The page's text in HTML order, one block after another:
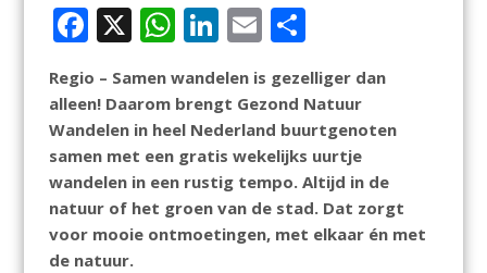
F
e
b
o
o
k
X W
at
s
A
p
p
Li
n
k
e
dI
n
E
ai
l
D
el
e
n
Regio – Samen wandelen is gezelliger dan
alleen! Daarom brengt Gezond Natuur
Wandelen in heel Nederland buurtgenoten
samen met een gratis wekelijks uurtje
wandelen in een rustig tempo. Altijd in de
natuur of het groen van de stad. Dat zorgt
voor mooie ontmoetingen, met elkaar én met
de natuur.